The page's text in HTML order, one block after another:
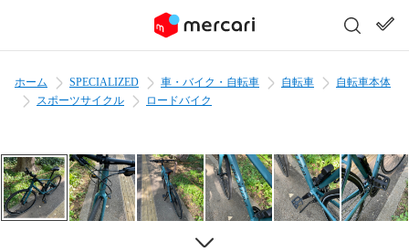
ホーム SPECIALIZED 車・バイク・自転車 自転車
自転車本体
スポーツサイクル
ロードバイク